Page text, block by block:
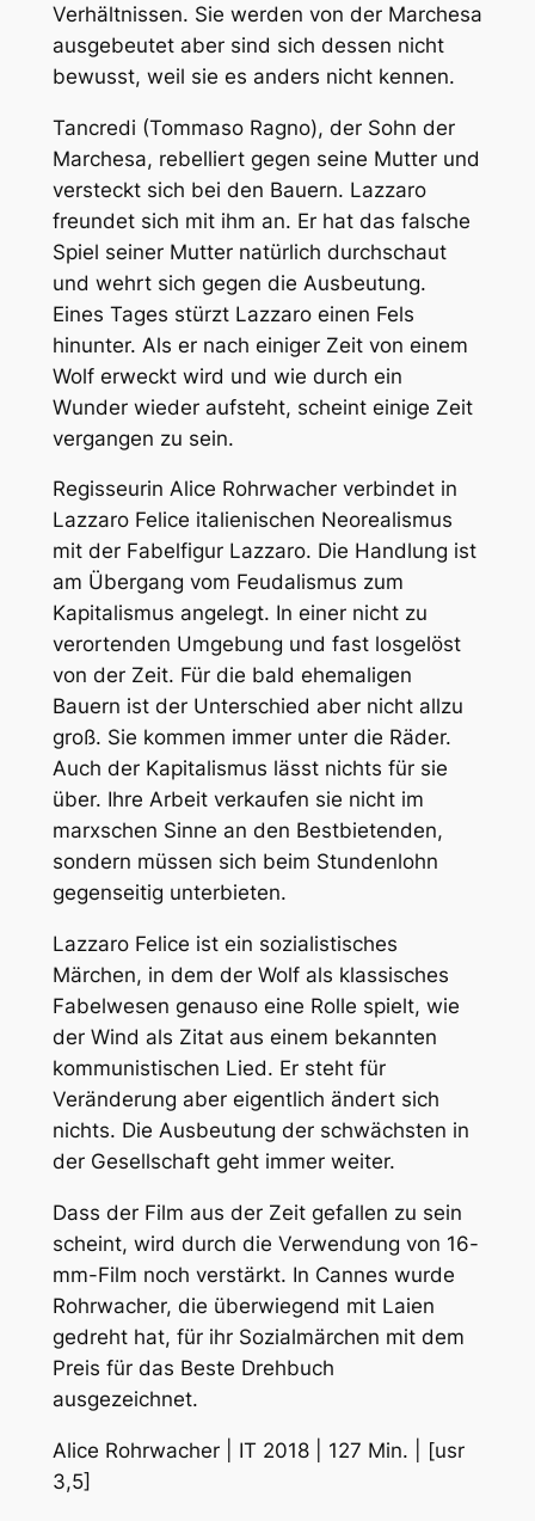
Verhältnissen. Sie werden von der Marchesa
ausgebeutet aber sind sich dessen nicht
bewusst, weil sie es anders nicht kennen.
Tancredi (Tommaso Ragno), der Sohn der
Marchesa, rebelliert gegen seine Mutter und
versteckt sich bei den Bauern. Lazzaro
freundet sich mit ihm an. Er hat das falsche
Spiel seiner Mutter natürlich durchschaut
und wehrt sich gegen die Ausbeutung.
Eines Tages stürzt Lazzaro einen Fels
hinunter. Als er nach einiger Zeit von einem
Wolf erweckt wird und wie durch ein
Wunder wieder aufsteht, scheint einige Zeit
vergangen zu sein.
Regisseurin Alice Rohrwacher verbindet in
Lazzaro Felice italienischen Neorealismus
mit der Fabelfigur Lazzaro. Die Handlung ist
am Übergang vom Feudalismus zum
Kapitalismus angelegt. In einer nicht zu
verortenden Umgebung und fast losgelöst
von der Zeit. Für die bald ehemaligen
Bauern ist der Unterschied aber nicht allzu
groß. Sie kommen immer unter die Räder.
Auch der Kapitalismus lässt nichts für sie
über. Ihre Arbeit verkaufen sie nicht im
marxschen Sinne an den Bestbietenden,
sondern müssen sich beim Stundenlohn
gegenseitig unterbieten.
Lazzaro Felice ist ein sozialistisches
Märchen, in dem der Wolf als klassisches
Fabelwesen genauso eine Rolle spielt, wie
der Wind als Zitat aus einem bekannten
kommunistischen Lied. Er steht für
Veränderung aber eigentlich ändert sich
nichts. Die Ausbeutung der schwächsten in
der Gesellschaft geht immer weiter.
Dass der Film aus der Zeit gefallen zu sein
scheint, wird durch die Verwendung von 16-
mm-Film noch verstärkt. In Cannes wurde
Rohrwacher, die überwiegend mit Laien
gedreht hat, für ihr Sozialmärchen mit dem
Preis für das Beste Drehbuch
ausgezeichnet.
Alice Rohrwacher | IT 2018 | 127 Min. | [usr
3,5]